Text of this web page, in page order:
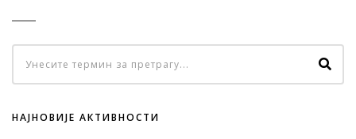
НАЈНОВИЈЕ АКТИВНОСТИ